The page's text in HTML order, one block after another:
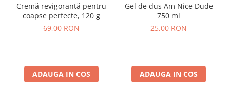
Cremă revigorantă pentru
coapse perfecte, 120 g
69,00 RON
ADAUGA IN COS
Gel de dus Am Nice Dude
750 ml
25,00 RON
ADAUGA IN COS